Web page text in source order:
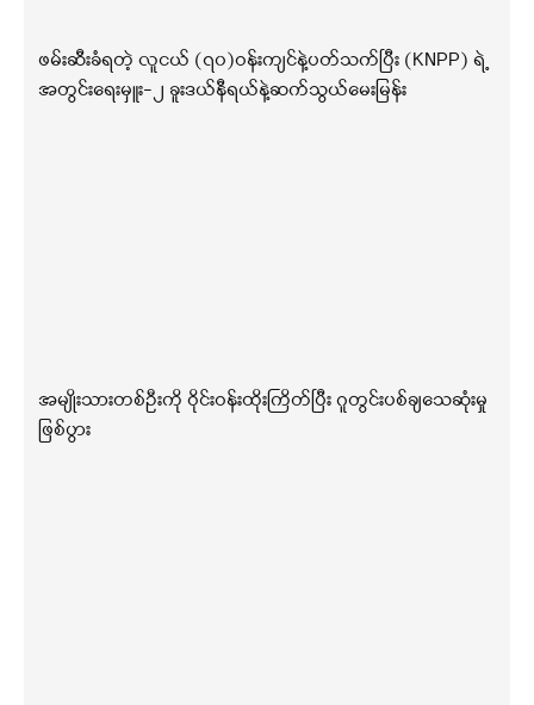
ဖမ်းဆီးခံရတဲ့ လူငယ် (၇၀)ဝန်းကျင်နဲ့ပတ်သက်ပြီး (KNPP) ရဲ့
အတွင်းရေးမှူး-၂ ခူးဒယ်နီရယ်နဲ့ဆက်သွယ်မေးမြန်း
အမျိုးသားတစ်ဦးကို ဝိုင်းဝန်းထိုးကြိတ်ပြီး ဂူတွင်းပစ်ချသေဆုံးမှု
ဖြစ်ပွား